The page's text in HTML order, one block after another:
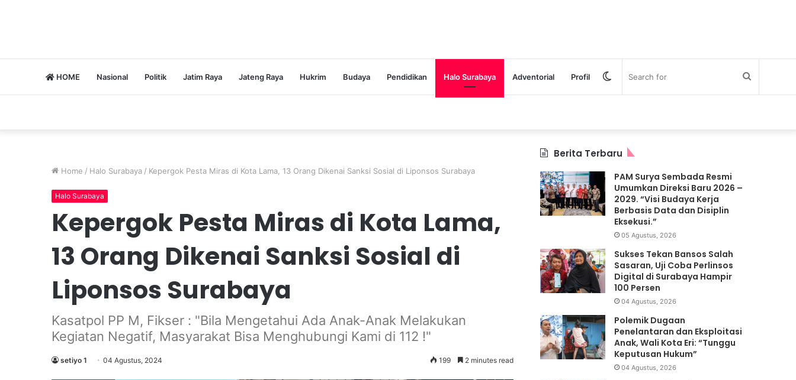
HOME Nasional Politik Jatim Raya Jateng Raya Hukrim Budaya Pendidikan Halo Surabaya Adventorial Profil Search
Switch
Home / Halo Surabaya / Kepergok Pesta Miras di Kota Lama, 13 Orang Dikenai Sanksi Sosial di Liponsos Surabaya
Halo Surabaya
Kepergok Pesta Miras di Kota Lama,
13 Orang Dikenai Sanksi Sosial di
Liponsos Surabaya
Kasatpol PP M, Fikser : "Bila Mengetahui Ada Anak-Anak Melakukan
Kegiatan Negatif, Masyarakat Bisa Menghubungi Kami di 112 !"
setiyo 1 04 Agustus, 2024 199 2 minutes read
Berita Terbaru
PAM Surya Sembada Resmi
Umumkan Direksi Baru 2026 –
2029. “Visi Budaya Kerja
Berbasis Data dan Disiplin
Eksekusi.”
05 Agustus, 2026
Sukses Tekan Bansos Salah
Sasaran, Uji Coba Perlinsos
Digital di Surabaya Hampir
100 Persen
04 Agustus, 2026
Polemik Dugaan
Penelantaran dan Eksploitasi
Anak, Wali Kota Eri: “Tunggu
Keputusan Hukum”
04 Agustus, 2026